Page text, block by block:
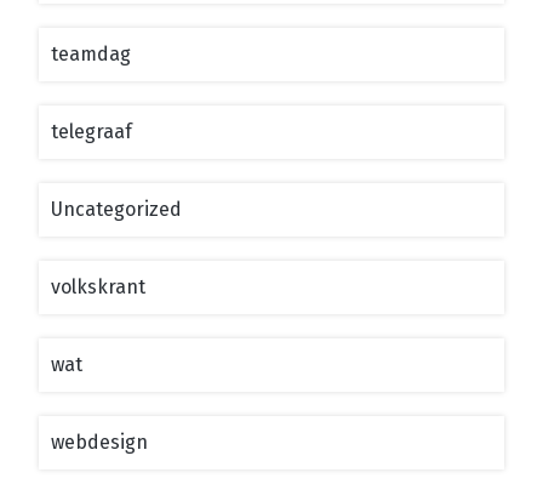
teamdag
telegraaf
Uncategorized
volkskrant
wat
webdesign